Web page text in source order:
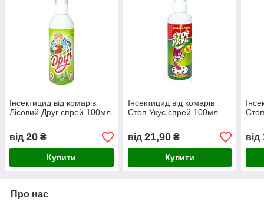
Інсектицид від комарів
Лісовий Друг спрей 100мл
від 20 ₴
Купити
Інсектицид від комарів
Стоп Укус спрей 100мл
від 21,90₴
Купити
від
Про нас